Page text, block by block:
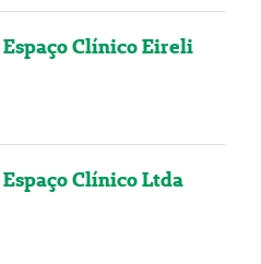
Clínico Eireli
Clínico Ltda